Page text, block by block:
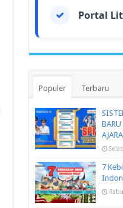
Portal
Populer Terbaru
BARU
7